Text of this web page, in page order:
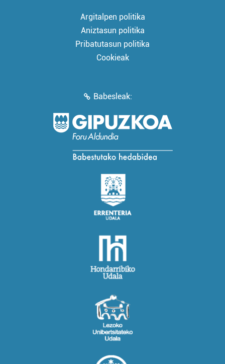
Argitalpen politika
Aniztasun politika
Pribatutasun politika
Cookieak
Babesleak: